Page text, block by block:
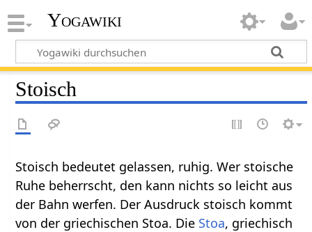
Yogawiki
Stoisch
Stoisch bedeutet gelassen, ruhig. Wer stoische
Ruhe beherrscht, den kann nichts so leicht aus
der Bahn werfen. Der Ausdruck stoisch kommt
von der griechischen Stoa. Die Stoa, griechisch